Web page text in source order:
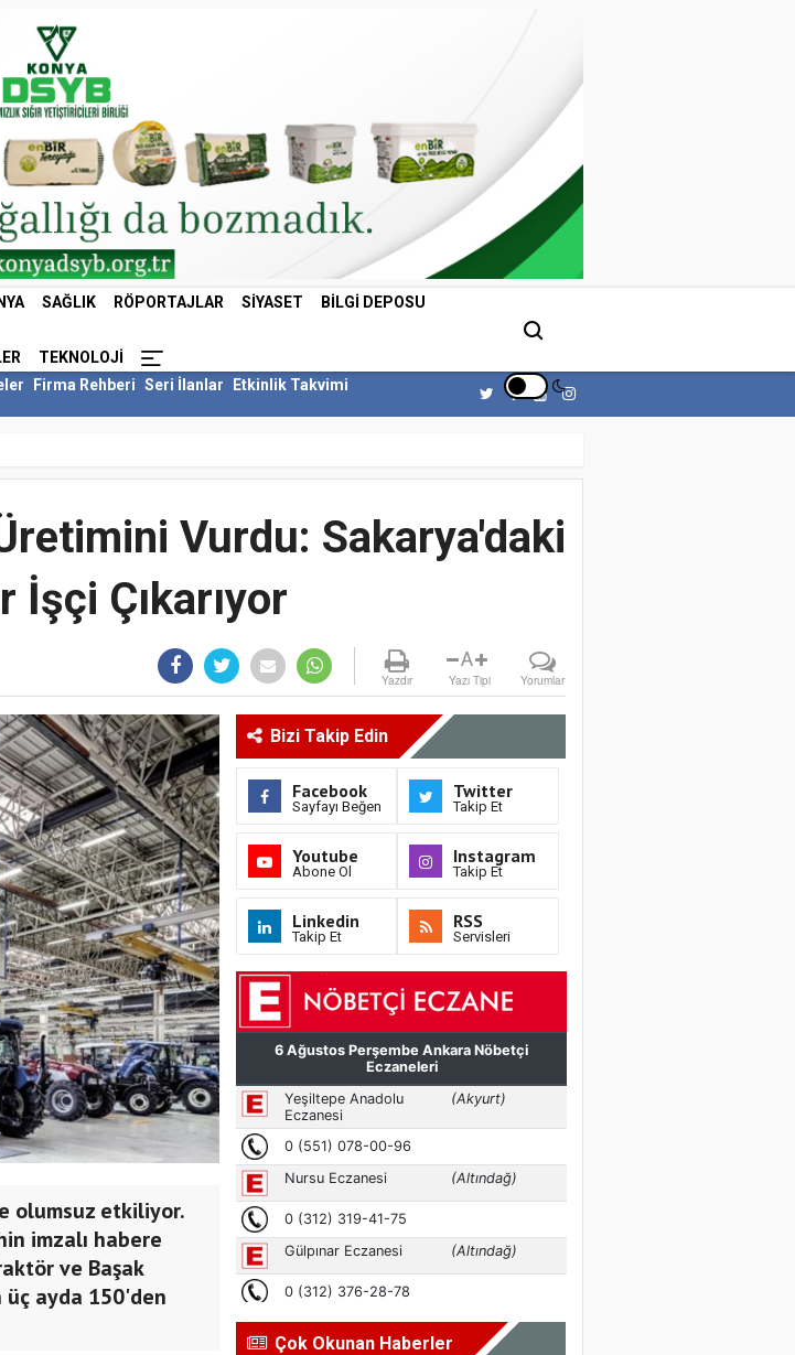
SAĞLIK RÖPORTAJLAR SIYASET BILGI DEPOSU
TEKNOLOJI
Firma Rehberi Seri İlanlar
Etkinlik Takvimi
Vurdu: Sakarya'daki
İşçi Çıkarıyor
Yazdır
A
Yazı Tipi Yorumlar
olumsuz etkiliyor.
imzalı habere
ve Başak
ayda 150'den
Bizi Takip Edin
Facebook
Sayfayı Beğen
Twitter
Takip Et
Youtube
Abone Ol
Instagram
Takip Et
Linkedin
Takip Et
RSS
Servisleri
Çok Okunan Haberler